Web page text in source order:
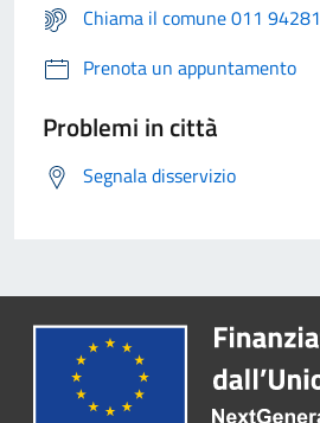
Chiama il comune 011 94281
Prenota un appuntamento
Problemi in città
Segnala disservizio